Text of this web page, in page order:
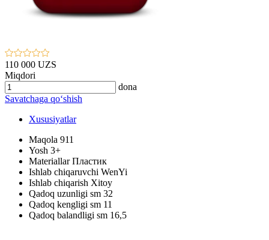
110 000 UZS
Miqdori
dona
Savatchaga qo‘shish
Xususiyatlar
Maqola 911
Yosh 3+
MateriallarПластик
Ishlab chiqaruvchi WenYi
Ishlab chiqarish Xitoy
Qadoq uzunligi sm 32
Qadoq kengligi sm 11
Qadoq balandligi sm 16,5